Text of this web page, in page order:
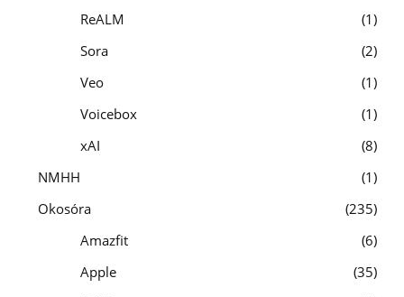
ReALM
1
Sora
2
Veo
1
Voicebox
1
xAI
8
NMHH
1
Okosóra
235
Amazfit
6
Apple
35